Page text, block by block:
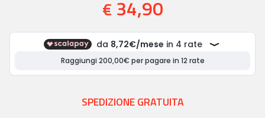
€ 34,90
SPEDIZIONE GRATUITA